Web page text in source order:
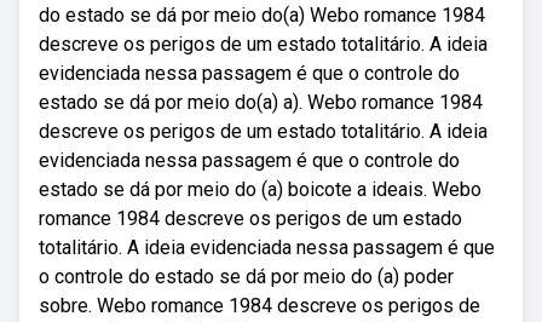
do estado se dá por meio do(a) Webo romance 1984
descreve os perigos de um estado totalitário. A ideia
evidenciada nessa passagem é que o controle do
estado se dá por meio do(a) a). Webo romance 1984
descreve os perigos de um estado totalitário. A ideia
evidenciada nessa passagem é que o controle do
estado se dá por meio do (a) boicote a ideais. Webo
romance 1984 descreve os perigos de um estado
totalitário. A ideia evidenciada nessa passagem é que
o controle do estado se dá por meio do (a) poder
sobre. Webo romance 1984 descreve os perigos de